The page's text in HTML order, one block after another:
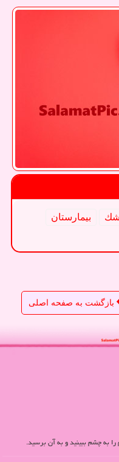
بیمارستان
بازگشت به صفحه اصلی
به چشم ببینید و به آن برسید.